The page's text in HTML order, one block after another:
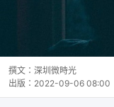
撰文： 深圳微時光
出版： 2022-09-06 08:00